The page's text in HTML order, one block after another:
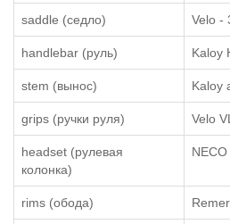
saddle (седло) Velo -
handlebar (руль) Kaloy
stem (вынос) Kaloy
grips (ручки руля) Velo
headset (рулевая
колонка)
rims (обода)